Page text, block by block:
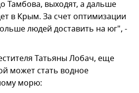
Тамбова, выходят, а дальше
в Крым. За счет оптимизации
людей доставить на юг", -
Татьяны Лобач, еще
может стать водное
морю: